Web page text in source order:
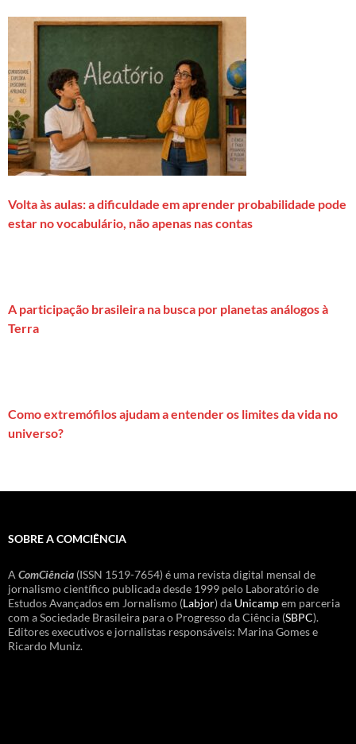
Volta às aulas: a dificuldade em aprender probabilidade pode
estar no vocabulário, não apenas nas contas
A participação brasileira na busca por planetas análogos à
Terra
Como extremófilos ajudam a entender os limites da vida no
universo?
SOBRE A COMCIÊNCIA
A ComCiência (ISSN 1519-7654) é uma revista digital mensal de
jornalismo científico publicada desde 1999 pelo Laboratório de
Estudos Avançados em Jornalismo (Labjor) da Unicampem parceria
com a Sociedade Brasileira para o Progresso da Ciência (SBPC).
Editores executivos e jornalistas responsáveis: Marina Gomes e
Ricardo Muniz.